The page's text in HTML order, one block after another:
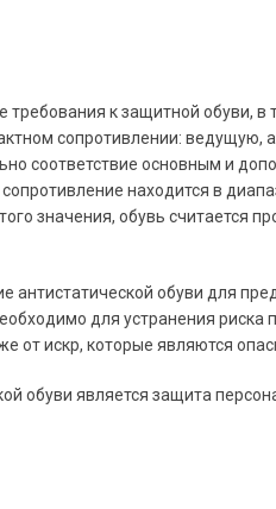
к защитной обуви,
сопротивлении:
соответствие основным и
находится в
значения, обувь считается
антистатической обуви для
для устранения
от искр, которые являются
обуви является защита